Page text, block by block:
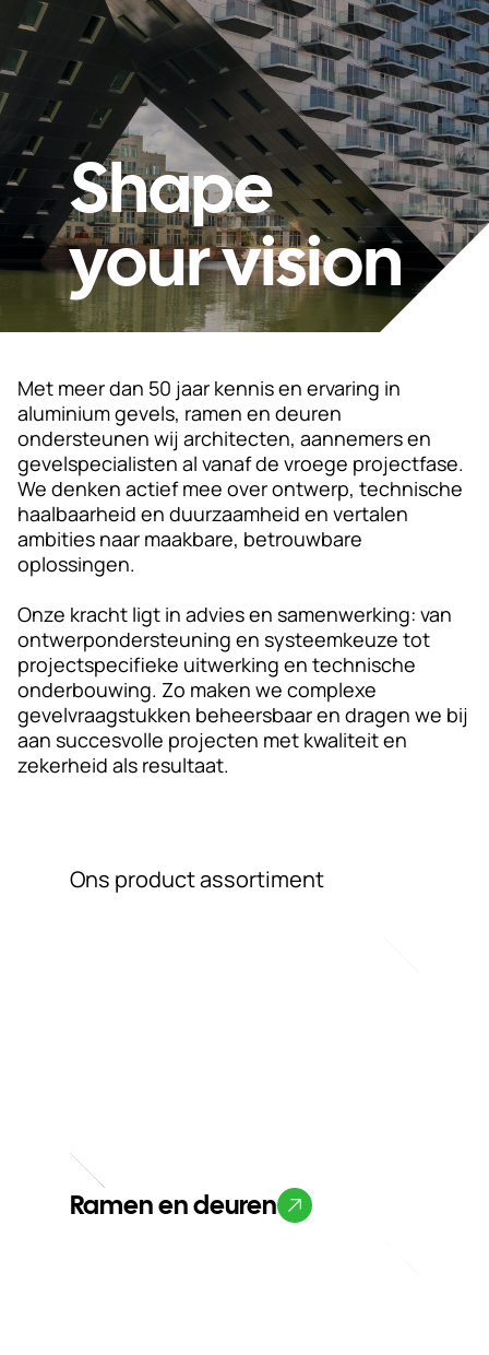
Duurzaamheid
Werken
Nieuws
&
Kennis
Particulieren
KlantPortaal
Shape
your vision
Met meer dan 50 jaar kennis en ervaring in
aluminium gevels, ramen en deuren
ondersteunen wij architecten, aannemers en
gevelspecialisten al vanaf de vroege projectfase.
We denken actief mee over ontwerp, technische
haalbaarheid en duurzaamheid en vertalen
ambities naar maakbare, betrouwbare
oplossingen.
Onze kracht ligt in advies en samenwerking: van
ontwerpondersteuning en systeemkeuze tot
projectspecifieke uitwerking en technische
onderbouwing. Zo maken we complexe
gevelvraagstukken beheersbaar en dragen we bij
aan succesvolle projecten met kwaliteit en
zekerheid als resultaat.
Ons product assortiment
Ramen en deuren